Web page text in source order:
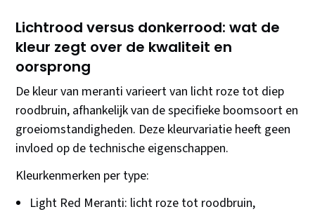
Lichtrood versus donkerrood: wat de
kleur zegt over de kwaliteit en
oorsprong
De kleur van meranti varieert van licht roze tot diep
roodbruin, afhankelijk van de specifieke boomsoort en
groeiomstandigheden. Deze kleurvariatie heeft geen
invloed op de technische eigenschappen.
Kleurkenmerken per type:
Light Red Meranti: licht roze tot roodbruin,